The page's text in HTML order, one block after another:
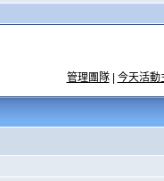
管理團隊| 今天活動